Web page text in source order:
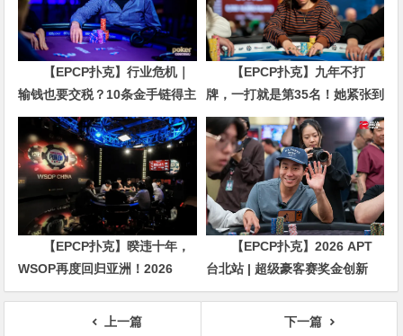
【EPCP扑克】行业危机｜
输钱也要交税？10条金手链得主
直言“扛不住”，主动砍掉四分之
三比赛
【EPCP扑克】九年不打
牌，一打就是第35名！她紧张到
脚悬空，但全世界以为她很淡定
【EPCP扑克】暌违十年，
WSOP再度回归亚洲！2026
APL济州站6月19-28日盛大登
【EPCP扑克】2026 APT
台北站 | 超级豪客赛奖金创新
高，美国选手Ethan
“Rampage” Yau领跑全场！
上一篇
下一篇